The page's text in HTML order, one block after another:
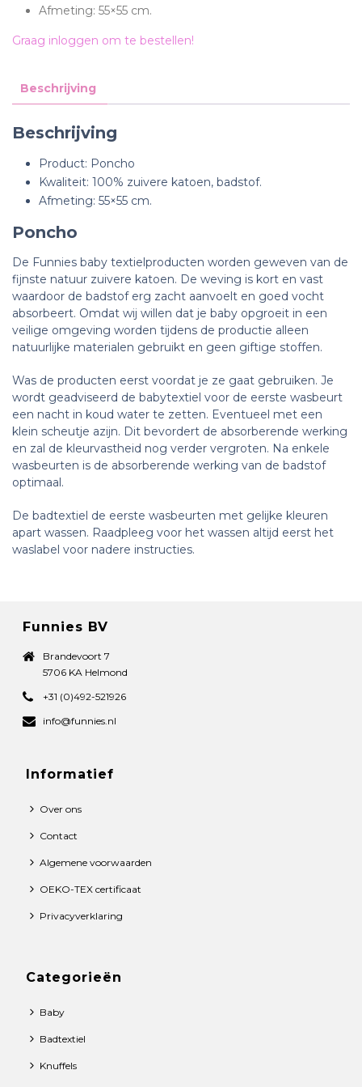
Afmeting: 55×55 cm.
Graag inloggen om te bestellen!
Beschrijving
Beschrijving
Product: Poncho
Kwaliteit: 100% zuivere katoen, badstof.
Afmeting: 55×55 cm.
Poncho
De Funnies baby textielproducten worden geweven van de
fijnste natuur zuivere katoen. De weving is kort en vast
waardoor de badstof erg zacht aanvoelt en goed vocht
absorbeert. Omdat wij willen dat je baby opgroeit in een
veilige omgeving worden tijdens de productie alleen
natuurlijke materialen gebruikt en geen giftige stoffen.
Was de producten eerst voordat je ze gaat gebruiken. Je
wordt geadviseerd de babytextiel voor de eerste wasbeurt
een nacht in koud water te zetten. Eventueel met een
klein scheutje azijn. Dit bevordert de absorberende werking
en zal de kleurvastheid nog verder vergroten. Na enkele
wasbeurten is de absorberende werking van de badstof
optimaal.
De badtextiel de eerste wasbeurten met gelijke kleuren
apart wassen. Raadpleeg voor het wassen altijd eerst het
waslabel voor nadere instructies.
Funnies BV
Brandevoort 7
5706 KA Helmond
+31 (0)492-521926
info@funnies.nl
Informatief
Over ons
Contact
Algemene voorwaarden
OEKO-TEX certificaat
Privacyverklaring
Categorieën
Baby
Badtextiel
Knuffels